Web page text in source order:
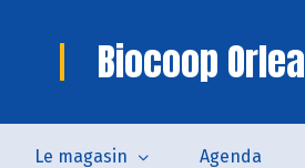
Biocoop
Le magasin Agenda